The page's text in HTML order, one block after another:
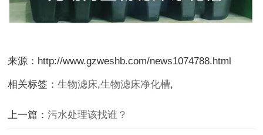
来源：http://www.gzweshb.com/news1074788.html
相关标签：生物滤床,生物滤床净化槽,
上一篇：污水处理该找谁？